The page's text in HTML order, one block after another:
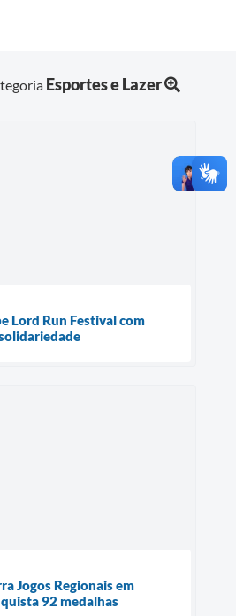
Esportes e Lazer
Lord Run Festival com
Jogos Regionais em
92 medalhas